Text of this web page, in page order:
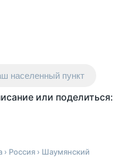
населенный пункт
или поделиться:
› Россия › Шаумянский